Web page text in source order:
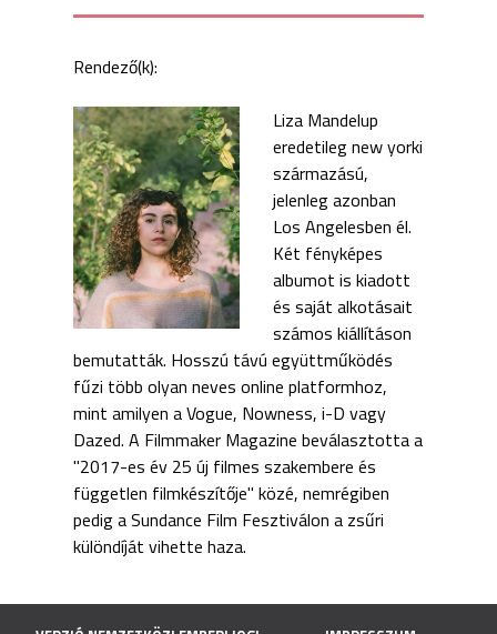
Rendező(k):
Liza Mandelup
eredetileg new yorki
származású,
jelenleg azonban
Los Angelesben él.
Két fényképes
albumot is kiadott
és saját alkotásait
számos kiállításon
bemutatták. Hosszú távú együttműködés
fűzi több olyan neves online platformhoz,
mint amilyen a Vogue, Nowness, i-D vagy
Dazed. A Filmmaker Magazine beválasztotta a
"2017-es év 25 új filmes szakembere és
független filmkészítője" közé, nemrégiben
pedig a Sundance Film Fesztiválon a zsűri
különdíját vihette haza.